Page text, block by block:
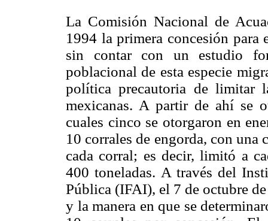
La Comisión Nacional de
1994 la primera concesión para
sin contar con un estudio
poblacional de esta especie
política precautoria de limitar
mexicanas. A partir de ahí se
cuales cinco se otorgaron en
10 corrales de engorda, con una
cada corral; es decir, limitó a
400 toneladas. A través del
Pública (IFAI), el 7 de octubre
y la manera en que se